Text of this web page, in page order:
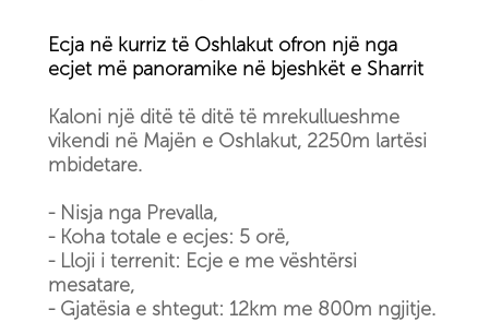
Ecja në kurriz të Oshlakut ofron një nga
ecjet më panoramike në bjeshkët e Sharrit
Kaloni një ditë të ditë të mrekullueshme
vikendi në Majën e Oshlakut, 2250m lartësi
mbidetare.
- Nisja nga Prevalla,
- Koha totale e ecjes: 5 orë,
- Lloji i terrenit: Ecje e me vështërsi
mesatare,
- Gjatësia e shtegut: 12km me 800m ngjitje.